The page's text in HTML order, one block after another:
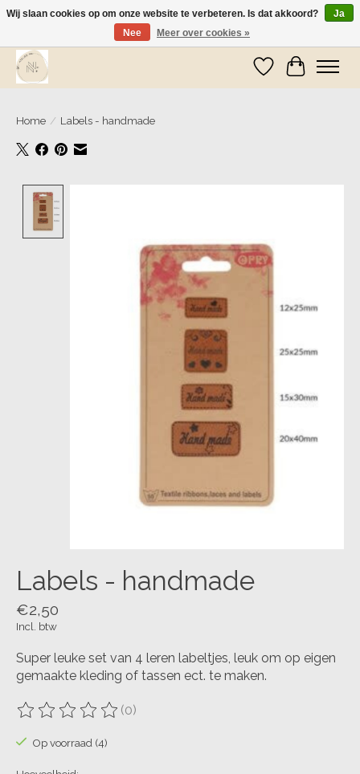
Wij zijn op vakantie! Vanaf zaterdag 9 mei worden er weer pakketjes verzonden
Verlanglijst
Home / Labels - handmade
Labels - handmade
€2,50
Incl. btw
Super leuke set van 4 leren labeltjes, leuk om op eigen
gemaakte kleding of tassen ect. te maken.
De beoordeling van dit product is
(0)
Op voorraad (4)
Wij slaan cookies op om onze website te verbeteren. Is dat akkoord?
Ja
Nee
Meer over cookies »